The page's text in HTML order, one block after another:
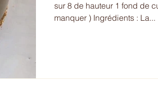
sur 8 de hauteur 1 fond de cuisson ( d'un moule à
manquer ) Ingrédients : La...